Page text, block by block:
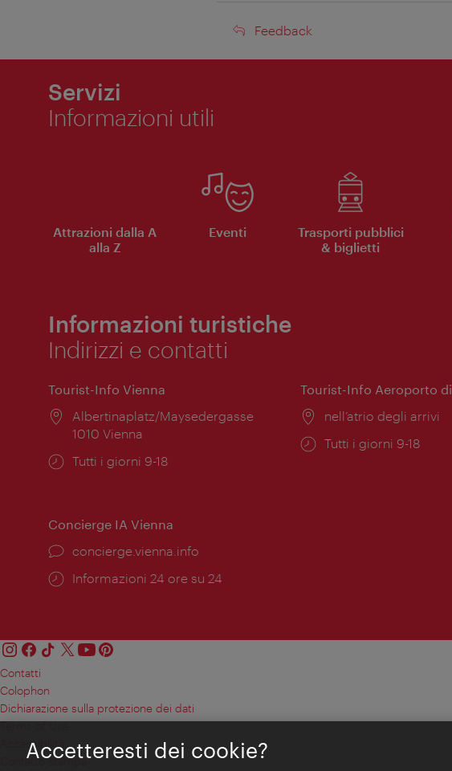
Feedback
Feedback
Servizi
Informazioni utili
Attrazioni dalla A
alla Z
Eventi
Trasporti pubblici
& biglietti
Informazioni turistiche
Indirizzi e contatti
Tourist-Info Vienna
Posizione:
Albertinaplatz/Maysedergasse
1010 Vienna
Orari
Tutti i giorni 9-18
Tourist-Info Aeroporto
Posizione:
nell’atrio degli arrivi
Orari
Tutti i giorni 9-18
Concierge IA Vienna
Ort:
concierge.vienna.info
Öffnungszeiten:
Informazioni 24 ore su 24
Contatti
Colophon
Dichiarazione sulla protezione dei dati
Terms of Use
Accessibilità
Contatto stampa
Accetteresti dei cookie?